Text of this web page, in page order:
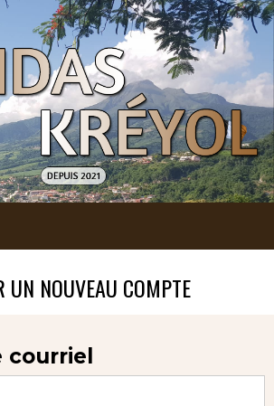
UN NOUVEAU COMPTE
courriel